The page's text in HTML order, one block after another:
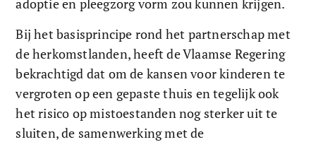
adoptie en pleegzorg vorm zou kunnen krijgen.
Bij het basisprincipe rond het partnerschap met
de herkomstlanden, heeft de Vlaamse Regering
bekrachtigd dat om de kansen voor kinderen te
vergroten op een gepaste thuis en tegelijk ook
het risico op mistoestanden nog sterker uit te
sluiten, de samenwerking met de